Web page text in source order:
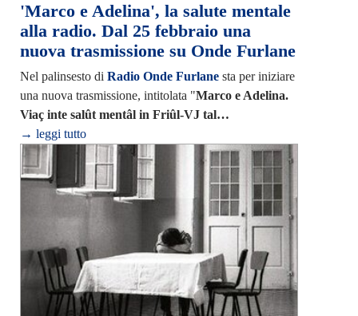
'Marco e Adelina', la salute mentale
alla radio. Dal 25 febbraio una
nuova trasmissione su Onde Furlane
Nel palinsesto di Radio Onde Furlanesta per iniziare
una nuova trasmissione, intitolata "Marco e Adelina.
Viaç inte salût mentâl in Friûl-VJ tal…
→ leggi tutto